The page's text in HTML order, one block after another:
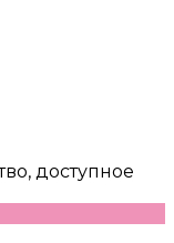
доступное